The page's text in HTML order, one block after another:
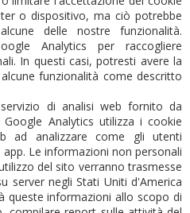
o dispositivo, ma ciò potrebbe
delle nostre funzionalità.
Analytics per raccogliere
In questi casi, potresti avere la
funzionalità come descritto
di analisi web fornito da
Analytics utilizza i cookie
ad analizzare come gli utenti
Le informazioni non personali
del sito verranno trasmesse
server negli Stati Uniti d'America
queste informazioni allo scopo di